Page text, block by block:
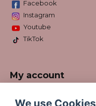
Facebook
Instagram
Youtube
TikTok
My account
Register
We use Cookies